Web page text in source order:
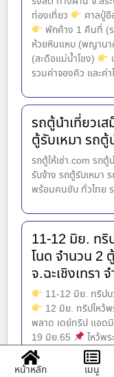
ท่องเที่ยว
ศาลปู่อื
พักค้าง 1 คืนที่ (
ห้วยหินแหบ (พญานา
(สะดือแม่น้ำโขง)
รวมค่าจองคิว และค่
รถตู้นำเที่ยวเ
ตู้รับเหมา รถตู้
รถตู้ให้เช่า.com รถตู้
รับจ้าง รถตู้รับเหมา
พร้อมคนขับ ทั่วไทย
11-12 มิย. ทริ
โนด จำนวน 2
จ.ฉะเชิงเทรา
11-12 มิย. ทริปบ
12 มิย. ทริปไหว้พ
พลาด เดย์ทริป แอด
19 มิย.65
ไหว้พร
วัดอัมพวา #สนใจทัก
https://
หน้าหลัก เมนู